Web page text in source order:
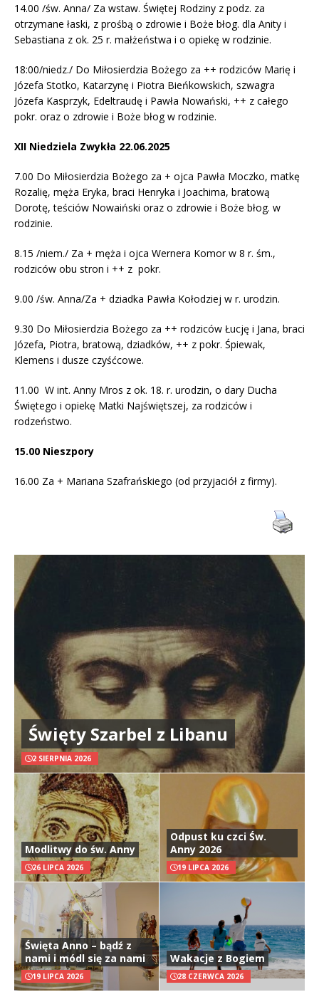
14.00 /św. Anna/ Za wstaw. Świętej Rodziny z podz. za
otrzymane łaski, z prośbą o zdrowie i Boże błog. dla Anity i
Sebastiana z ok. 25 r. małżeństwa i o opiekę w rodzinie.
18:00/niedz./ Do Miłosierdzia Bożego za ++ rodziców Marię i
Józefa Stotko, Katarzynę i Piotra Bieńkowskich, szwagra
Józefa Kasprzyk, Edeltraudę i Pawła Nowański, ++ z całego
pokr. oraz o zdrowie i Boże błog w rodzinie.
XII Niedziela Zwykła 22.06.2025
7.00 Do Miłosierdzia Bożego za + ojca Pawła Moczko, matkę
Rozalię, męża Eryka, braci Henryka i Joachima, bratową
Dorotę, teściów Nowaiński oraz o zdrowie i Boże błog. w
rodzinie.
8.15 /niem./ Za + męża i ojca Wernera Komor w 8 r. śm.,
rodziców obu stron i ++ z pokr.
9.00 /św. Anna/Za + dziadka Pawła Kołodziej w r. urodzin.
9.30 Do Miłosierdzia Bożego za ++ rodziców Łucję i Jana, braci
Józefa, Piotra, bratową, dziadków, ++ z pokr. Śpiewak,
Klemens i dusze czyśćcowe.
11.00 W int. Anny Mros z ok. 18. r. urodzin, o dary Ducha
Świętego i opiekę Matki Najświętszej, za rodziców i
rodzeństwo.
15.00 Nieszpory
16.00 Za + Mariana Szafrańskiego (od przyjaciół z firmy).
Święty Szarbel z Libanu
2 SIERPNIA 2026
Modlitwy do św. Anny
26 LIPCA 2026
Odpust ku czci Św.
Anny 2026
19 LIPCA 2026
Święta Anno – bądź z
nami i módl się za nami
19 LIPCA 2026
Wakacje z Bogiem
28 CZERWCA 2026